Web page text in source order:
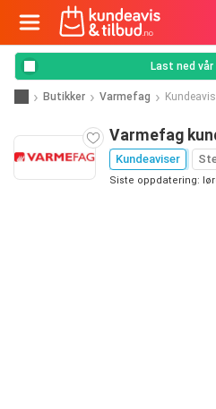
Last ned vår
Butikker Varmefag
Varmefag
Kundeaviser
Siste oppdatering: